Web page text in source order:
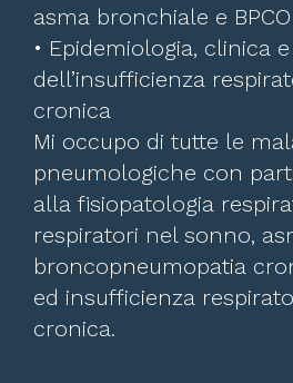
asma bronchiale e BPCO
• Epidemiologia, clinica
dell’insufficienza
cronica
Mi occupo di tutte le
pneumologiche con
alla fisiopatologia
respiratori nel sonno,
broncopneumopatia
ed insufficienza
cronica.